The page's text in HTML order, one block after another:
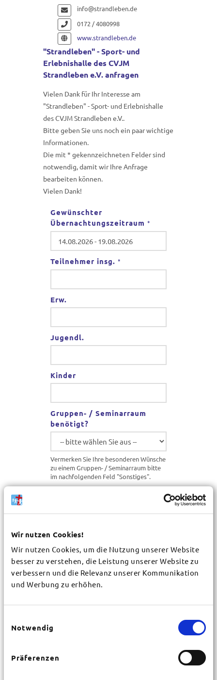
Wir nutzen Cookies!
Wir nutzen Cookies, um die Nutzung unserer Website
besser zu verstehen, die Leistung unserer Website zu
verbessern und die Relevanz unserer Kommunikation
und Werbung zu erhöhen.
Notwendig
Präferenzen
info@strandleben.de
0172 / 4080998
www.strandleben.de
"Strandleben" - Sport- und
Erlebnishalle des CVJM
Strandleben e.V. anfragen
Vielen Dank für Ihr Interesse am
"Strandleben" - Sport- und Erlebnishalle
des CVJM Strandleben e.V..
Bitte geben Sie uns noch ein paar wichtige
Informationen.
Die mit * gekennzeichneten Felder sind
notwendig, damit wir Ihre Anfrage
bearbeiten können.
Vielen Dank!
Gewünschter
Übernachtungszeitraum *
Teilnehmer insg. *
Erw.
Jugendl.
Kinder
Gruppen- / Seminarraum
benötigt?
Vermerken Sie Ihre besonderen Wünsche
zu einem Gruppen- / Seminarraum bitte
im nachfolgenden Feld "Sonstiges".
Gemeinde / Organisation
Nachname